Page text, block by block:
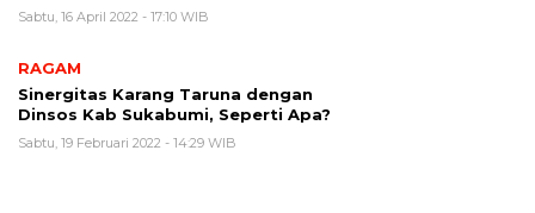
Sabtu, 16 April 2022 - 17:10 WIB
RAGAM
Sinergitas Karang Taruna dengan
Dinsos Kab Sukabumi, Seperti Apa?
Sabtu, 19 Februari 2022 - 14:29 WIB